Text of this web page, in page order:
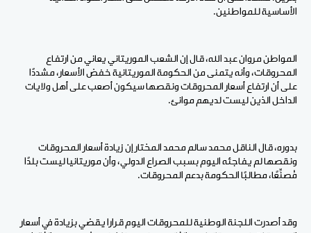
الأساسية للمواطنين.
المواطن مروان عبد الله، قال إن الشعب الموريتاني يعاني من ارتفاع
المحروقات، وأنه يتمنى من الحكومة الموريتانية خفض الأسعار، مشددًا
على أن ارتفاع أسعار المحروقات ونقصها سيكون أصعب على أهل ولايات
الداخل الذين ليست لديهم موانئ.
بدوره، قال الناقل محمد سالم محمد المختار إن زيادة أسعار المحروقات
ونقصها لم يفاجئه اليوم بسبب الصراع الدولي، وأن موريتانيا ليست بلدًا
مُصنِّعًا، مطالبًا الحكومة بدعم المحروقات.
وقد أصدرت اللجنة الوطنية للمحروقات اليوم قرارا يقضي بزيادة في أسعار